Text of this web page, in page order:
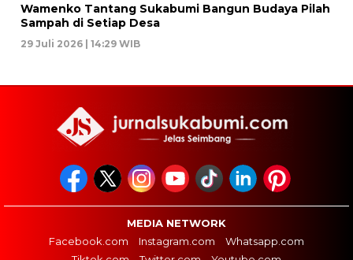
Wamenko Tantang Sukabumi Bangun Budaya Pilah
Sampah di Setiap Desa
29 Juli 2026 | 14:29 WIB
MEDIA NETWORK
Facebook.com
Instagram.com
Whatsapp.com